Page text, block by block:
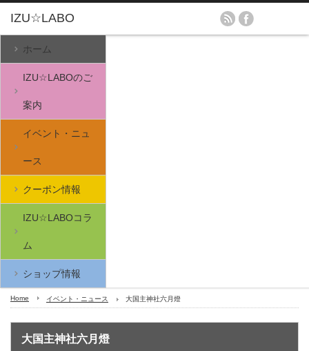
ホーム
IZU☆LABOのご
案内
イベント・ニュ
ース
クーポン情報
IZU☆LABOコラ
ム
ショップ情報
Home イベント・ニュース 大国主神社六月燈
大国主神社六月燈